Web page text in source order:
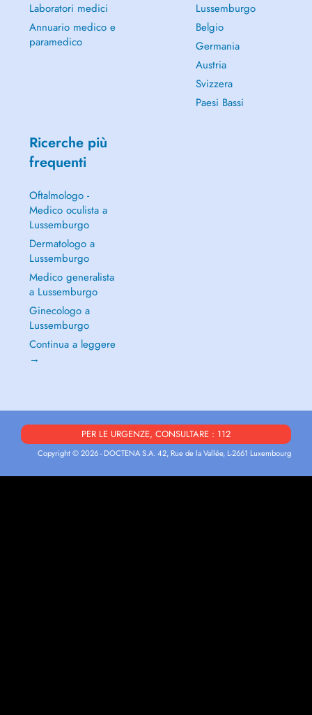
Laboratori medici
Annuario medico e
paramedico
Lussemburgo
Belgio
Germania
Austria
Svizzera
Paesi Bassi
Ricerche più
frequenti
Oftalmologo -
Medico oculista a
Lussemburgo
Dermatologo a
Lussemburgo
Medico generalista
a Lussemburgo
Ginecologo a
Lussemburgo
Continua a leggere
→
PER LE URGENZE, CONSULTARE : 112
Copyright © 2026 - DOCTENA S.A. 42, Rue de la Vallée, L-2661 Luxembourg